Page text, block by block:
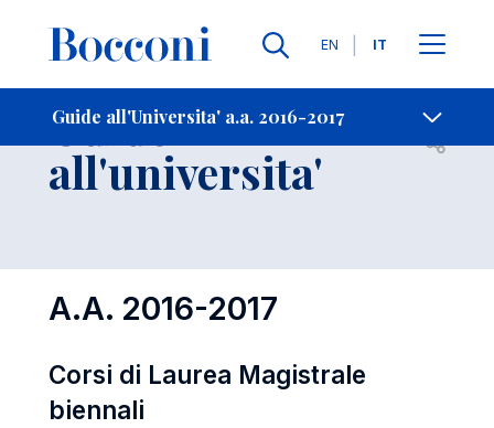
Lingue
EN IT
Guide all'Universita' a.a. 2016-2017
-
Guide
all'universita' Open
A.A. 2016-2017
Corsi di Laurea Magistrale
biennali